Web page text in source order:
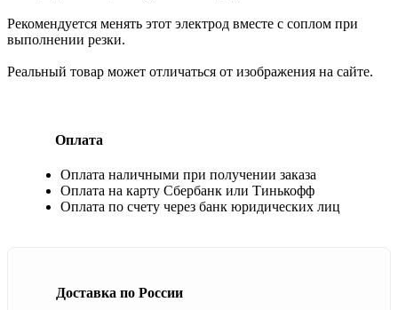
Рекомендуется менять этот электрод вместе с соплом при
выполнении резки.
Реальный товар может отличаться от изображения на сайте.
Оплата
Оплата наличными при получении заказа
Оплата на карту Сбербанк или Тинькофф
Оплата по счету через банк юридических лиц
Доставка по России